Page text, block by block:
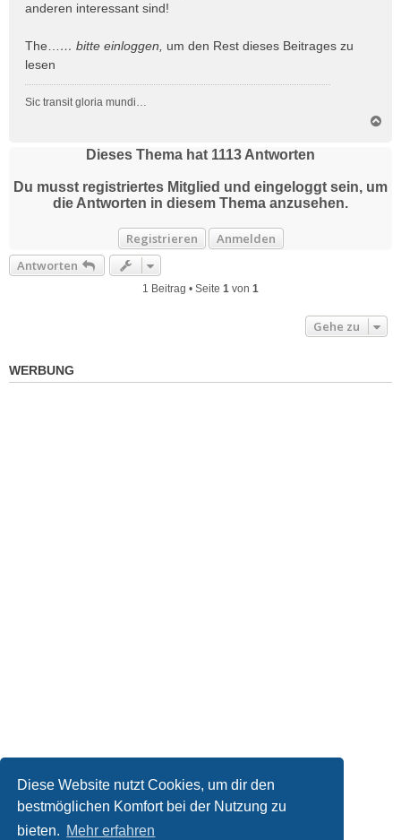
Diese Website nutzt Cookies, um dir den
bestmöglichen Komfort bei der Nutzung zu
bieten. Mehr erfahren
a
anderen interessant sind!
The… … bitte einloggen
um den Rest dieses Beitrages zu
lesen
Sic transit gloria mundi…
b
Dieses Thema hat 1113 Antworten
Du musst registriertes Mitglied und eingeloggt sein, um
die Antworten in diesem Thema anzusehen.
Registrieren
Anmelden
Antworten
1 Beitrag • Seite 1 von 1
Gehe zu
WERBUNG
Kontakt